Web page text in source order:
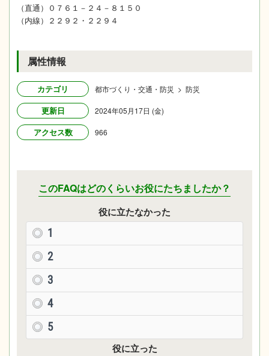
（直通）０７６１－２４－８１５０
（内線）２２９２・２２９４
属性情報
カテゴリ 都市づくり・交通・防災 > 防災
更新日 2024年05月17日 (金)
アクセス数 966
このFAQはどのくらいお役にたちましたか？
役に立たなかった
1
2
3
4
5
役に立った